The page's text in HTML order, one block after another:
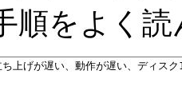
順をよく